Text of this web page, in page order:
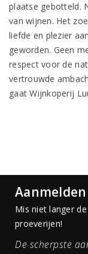
plaatse gebotteld.
van wijnen. Het
liefde en plezier
geworden. Geen
respect voor de
vertrouwde
gaat Wijnkoperij
Mis niet langer
proeverijen!
De scherpste